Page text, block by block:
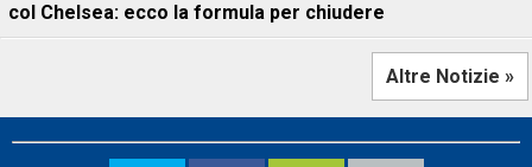
col Chelsea: ecco la formula per chiudere
Altre Notizie »